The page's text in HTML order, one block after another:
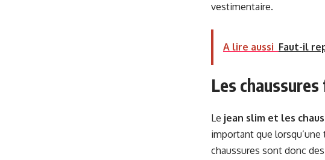
vestimentaire.
A lire aussi Faut-il
Les
Le jean slim et les
important que
chaussures sont donc